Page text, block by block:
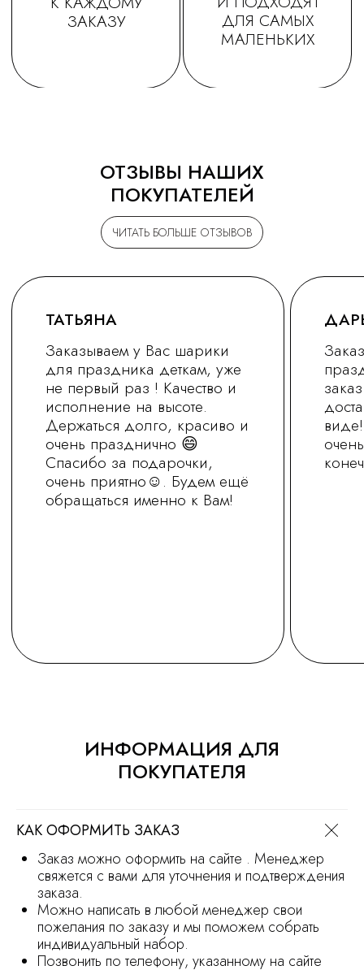
ЧИТАТЬ БОЛЬШЕ ОТЗЫВОВ
ОТЗЫВЫ НАШИХ
ПОКУПАТЕЛЕЙ
ИНФОРМАЦИЯ ДЛЯ
ПОКУПАТЕЛЯ
КАК ОФОРМИТЬ ЗАКАЗ
Заказ можно оформить на сайте . Менеджер
свяжется с вами для уточнения и подтверждения
заказа.
Можно написать в любой менеджер свои
пожелания по заказу и мы поможем собрать
индивидуальный набор.
Позвонить по телефону, указанному на сайте
и не является офертой
vred01@list.ru
+7 (930) 255-77-11
Россия, г. Нижний Новгород,
ул. Невзоровых , д 111
Режим работы магазина